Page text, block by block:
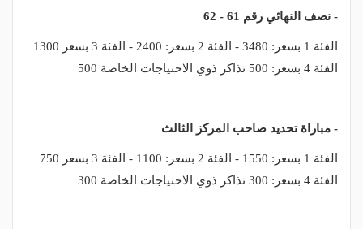
- نصف النهائي رقم 61 - 62
الفئة 1 بسعر: 3480 - الفئة 2 بسعر: 2400 - الفئة 3 بسعر 1300
الفئة 4 بسعر: 500 تذاكر ذوي الاحتياجات الخاصة 500
- مباراة تحديد صاحب المركز الثالث
الفئة 1 بسعر: 1550 - الفئة 2 بسعر: 1100 - الفئة 3 بسعر 750
الفئة 4 بسعر: 300 تذاكر ذوي الاحتياجات الخاصة 300